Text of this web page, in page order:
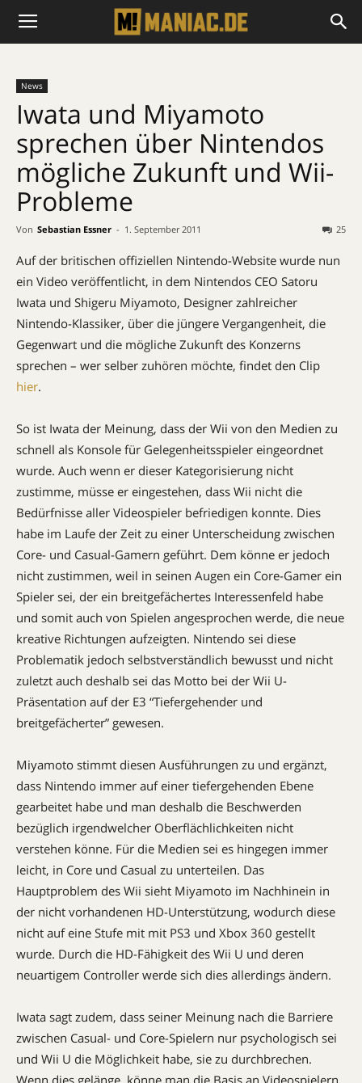
News
Iwata und Miyamoto
sprechen über Nintendos
mögliche Zukunft und Wii-
Probleme
Von Sebastian Essner - 1. September 2011 25
Auf der britischen offiziellen Nintendo-Website wurde nun
ein Video veröffentlicht, in dem Nintendos CEO Satoru
Iwata und Shigeru Miyamoto, Designer zahlreicher
Nintendo-Klassiker, über die jüngere Vergangenheit, die
Gegenwart und die mögliche Zukunft des Konzerns
sprechen – wer selber zuhören möchte, findet den Clip
hier.
So ist Iwata der Meinung, dass der Wii von den Medien zu
schnell als Konsole für Gelegenheitsspieler eingeordnet
wurde. Auch wenn er dieser Kategorisierung nicht
zustimme, müsse er eingestehen, dass Wii nicht die
Bedürfnisse aller Videospieler befriedigen konnte. Dies
habe im Laufe der Zeit zu einer Unterscheidung zwischen
Core- und Casual-Gamern geführt. Dem könne er jedoch
nicht zustimmen, weil in seinen Augen ein Core-Gamer ein
Spieler sei, der ein breitgefächertes Interessenfeld habe
und somit auch von Spielen angesprochen werde, die neue
kreative Richtungen aufzeigten. Nintendo sei diese
Problematik jedoch selbstverständlich bewusst und nicht
zuletzt auch deshalb sei das Motto bei der Wii U-
Präsentation auf der E3 “Tiefergehender und
breitgefächerter” gewesen.
Miyamoto stimmt diesen Ausführungen zu und ergänzt,
dass Nintendo immer auf einer tiefergehenden Ebene
gearbeitet habe und man deshalb die Beschwerden
bezüglich irgendwelcher Oberflächlichkeiten nicht
verstehen könne. Für die Medien sei es hingegen immer
leicht, in Core und Casual zu unterteilen. Das
Hauptproblem des Wii sieht Miyamoto im Nachhinein in
der nicht vorhandenen HD-Unterstützung, wodurch diese
nicht auf eine Stufe mit mit PS3 und Xbox 360 gestellt
wurde. Durch die HD-Fähigkeit des Wii U und deren
neuartigem Controller werde sich dies allerdings ändern.
Iwata sagt zudem, dass seiner Meinung nach die Barriere
zwischen Casual- und Core-Spielern nur psychologisch sei
und Wii U die Möglichkeit habe, sie zu durchbrechen.
Wenn dies gelänge, könne man die Basis an Videospielern